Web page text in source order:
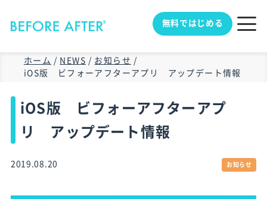
無料ではじめる
ホーム / NEWS / お知らせ /
iOS版 ビフォーアフターアプリ アップデート情報
iOS版 ビフォーアフターアプ
リ アップデート情報
2019.08.20 お知らせ